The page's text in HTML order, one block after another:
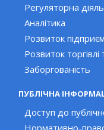
Регуляторна
Аналітика
Розвиток
Розвиток
Заборгованість
ПУБЛІЧНА
Доступ до
Нормативно-